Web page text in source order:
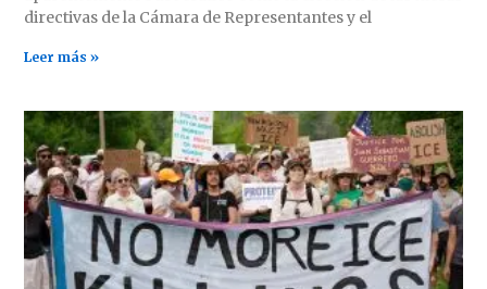
directivas de la Cámara de Representantes y el
Leer más »